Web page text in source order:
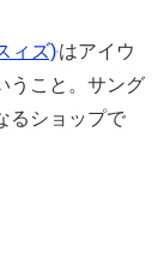
ィズ)はアイウ
うこと。サング
るショップで